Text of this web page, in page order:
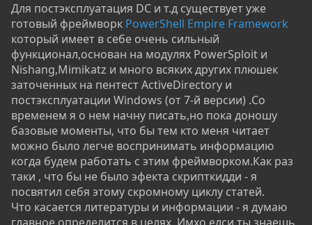
Для постэксплуатация DC и т.д существует уже
готовый фреймворк PowerShell Empire Framework
который имеет в себе очень сильный
функционал,основан на модулях PowerSploit и
Nishang,Mimikatz и много всяких других плюшек
заточенных на пентест ActiveDirectory и
постэксплуатации Windows (от 7-й версии) .Со
временем я о нем начну писать,но пока доношу
базовые моменты, что бы тем кто меня читает
можно было легче воспринимать информацию
когда будем работать с этим фреймворком.Как раз
таки , что бы не было эфекта скрипткидди - я
посвятил себя этому скромному циклу статей.
Что касается литературы и информации - я думаю